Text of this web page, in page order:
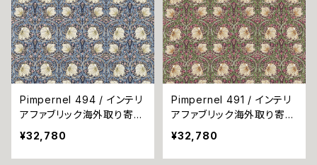
Pimpernel 494 / インテリ
アファブリック海外取り寄せ
品
¥32,780
Pimpernel 491 / インテリ
アファブリック海外取り寄せ
品
¥32,780